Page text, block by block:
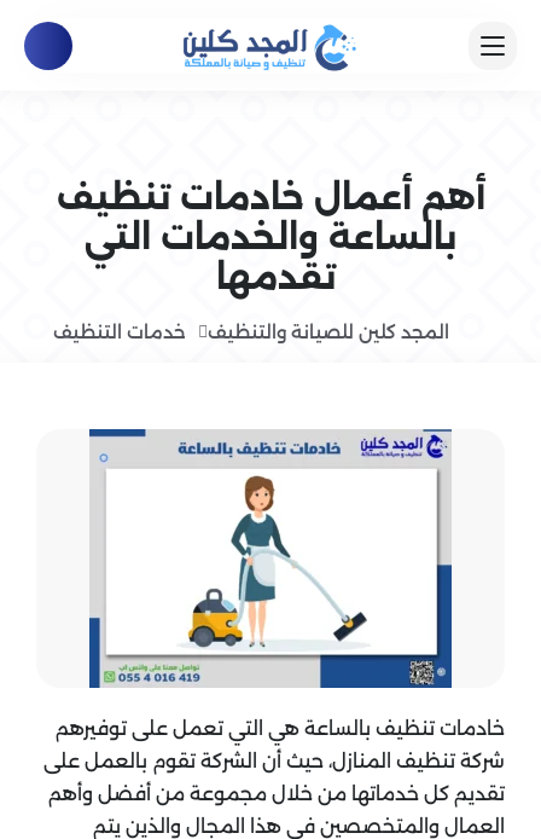
أهم أعمال خادمات تنظيف
بالساعة والخدمات التي
تقدمها
المجد كلين للصيانة والتنظيف خدمات التنظيف
خادمات تنظيف بالساعة هي التي تعمل على توفيرهم
شركة تنظيف المنازل، حيث أن الشركة تقوم بالعمل على
تقديم كل خدماتها من خلال مجموعة من أفضل وأهم
العمال والمتخصصين في هذا المجال والذين يتم